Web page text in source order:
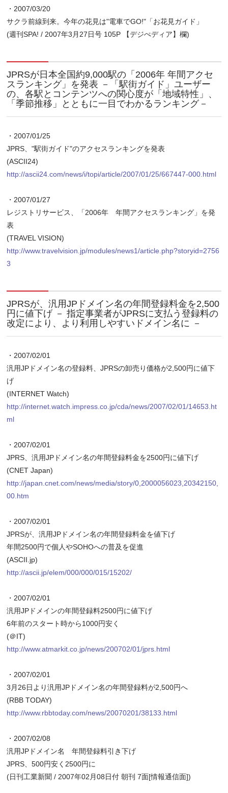
・2007/03/20
サクラ前線到来。今年の花見は"電車でGO!"「お花見ガイド」
(週刊SPA! / 2007年3月27日号 105P 【デジぺディア】欄)
JPRSが日本全国約9,000駅の「2006年 年間アクセ
スランキング」を発表 －「駅街ガイド」ユーザー
の、各駅とコンテンツへの関心度が「地域特性」、
「季節推移」とともに一目でわかるランキング－
・2007/01/25
JPRS、"駅街ガイド"のアクセスランキングを発表
(ASCII24)
http://ascii24.com/news/i/topi/article/2007/01/25/667447-000.html
・2007/01/27
レジストリサービス、「2006年 年間アクセスランキング」を発
表
(TRAVEL VISION)
http://www.travelvision.jp/modules/news1/article.php?storyid=2756
3
JPRSが、汎用JPドメイン名の年間登録料金を2,500
円に値下げ － 指定事業者がJPRSに支払う登録料の
改定により、より利用しやすいドメイン名に －
・2007/02/01
汎用JPドメイン名の登録料、JPRSの卸売り価格が2,500円に値下
げ
(INTERNET Watch)
http://internet.watch.impress.co.jp/cda/news/2007/02/01/14653.ht
ml
・2007/02/01
JPRS、汎用JPドメイン名の年間登録料金を2500円に値下げ
(CNET Japan)
http://japan.cnet.com/news/media/story/0,2000056023,20342150,
00.htm
・2007/02/01
JPRSが、汎用JPドメイン名の年間登録料金を値下げ
年間2500円で個人やSOHOへの普及を促進
(ASCII.jp)
http://ascii.jp/elem/000/000/015/15202/
・2007/02/01
汎用JPドメインの年間登録料2500円に値下げ
6年前のスタート時から1000円安く
(＠IT)
http://www.atmarkit.co.jp/news/200702/01/jprs.html
・2007/02/01
3月26日より汎用JPドメイン名の年間登録料が2,500円へ
(RBB TODAY)
http://www.rbbtoday.com/news/20070201/38133.html
・2007/02/08
汎用JPドメイン名 年間登録料引き下げ
JPRS、500円安く2500円に
(日刊工業新聞 / 2007年02月08日付 朝刊 7面[情報通信面])